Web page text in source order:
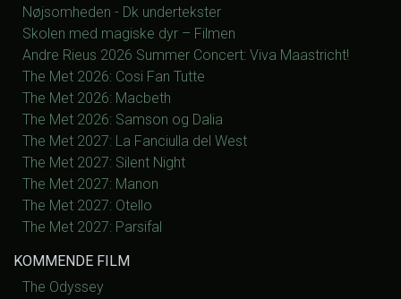
Nøjsomheden - Dk undertekster
Skolen med magiske dyr – Filmen
Andre Rieus 2026 Summer Concert: Viva Maastricht!
The Met 2026: Cosi Fan Tutte
The Met 2026: Macbeth
The Met 2026: Samson og Dalia
The Met 2027: La Fanciulla del West
The Met 2027: Silent Night
The Met 2027: Manon
The Met 2027: Otello
The Met 2027: Parsifal
KOMMENDE FILM
The Odyssey